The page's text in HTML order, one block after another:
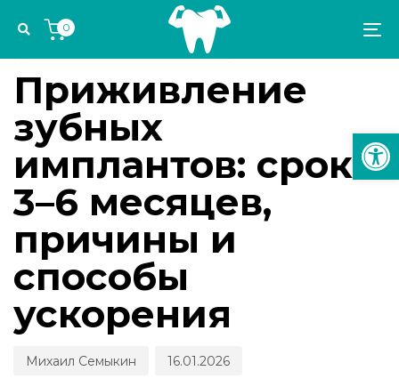
links
navigation
content
0
IN:
ИМПЛАНТОЛОГИЯ И ОРТОПЕДИЯ
Приживление
зубных
имплантов: сроки
3–6 месяцев,
причины и
способы
ускорения
Михаил Семыкин
on:
16.01.2026